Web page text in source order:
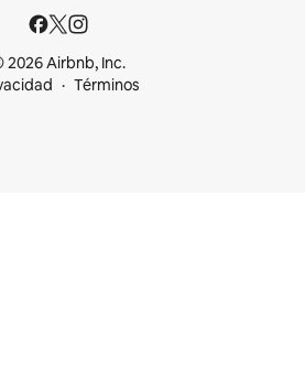
2026 Airbnb, Inc.
Términos